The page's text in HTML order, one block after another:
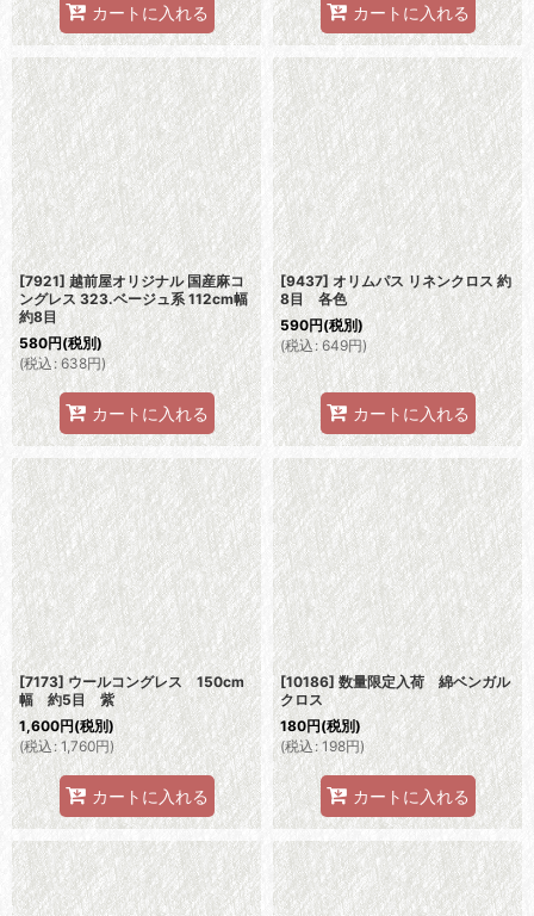
カートに入れる カートに入れる
[7921] 越前屋オリジナル 国産麻コ
ングレス 323.ベージュ系 112cm幅
約8目
580円(税別)
(税込: 638円)
カートに入れる
[9437] オリムパス リネンクロス 約
8目 各色
590円(税別)
(税込: 649円)
カートに入れる
[7173] ウールコングレス 150cm
幅 約5目 紫
1,600円(税別)
(税込: 1,760円)
カートに入れる
[10186] 数量限定入荷 綿ベンガル
クロス
180円(税別)
(税込: 198円)
カートに入れる